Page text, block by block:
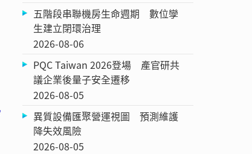
五階段串聯機房生命週期 數位孿
生建立閉環治理
2026-08-06
PQC Taiwan 2026登場 產官研共
議企業後量子安全遷移
2026-08-05
異質設備匯聚營運視圖 預測維護
降失效風險
2026-08-05